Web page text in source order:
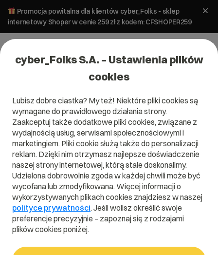
Promocja powitalna dla klientów cyber_Folks - sklep
internetowy Shoper w cenie 259 zł z kodem: CFSHOPER259
Domena .rel.pl
Domena .rel.pl
.rel.pl
Szukaj
cyber_Folks S.A. – Ustawienia plików
cookies
Lubisz dobre ciastka? My też! Niektóre pliki cookies są
wymagane do prawidłowego działania strony.
Zaakceptuj także dodatkowe pliki cookies, związane z
wydajnością usług, serwisami społecznościowymi i
marketingiem. Pliki cookie służą także do personalizacji
reklam. Dzięki nim otrzymasz najlepsze doświadczenie
naszej strony internetowej, którą stale doskonalimy.
Udzielona dobrowolnie zgoda w każdej chwili może być
wycofana lub zmodyfikowana. Więcej informacji o
wykorzystywanych plikach cookies znajdziesz w naszej
polityce prywatności. Jeśli wolisz określić swoje
preferencje precyzyjnie – zapoznaj się z rodzajami
plików cookies poniżej.